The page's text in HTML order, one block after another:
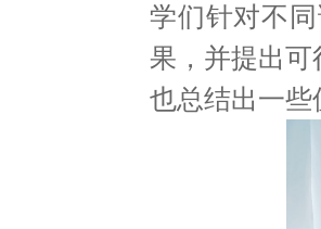
学们针对不
果，并提出
也总结出一